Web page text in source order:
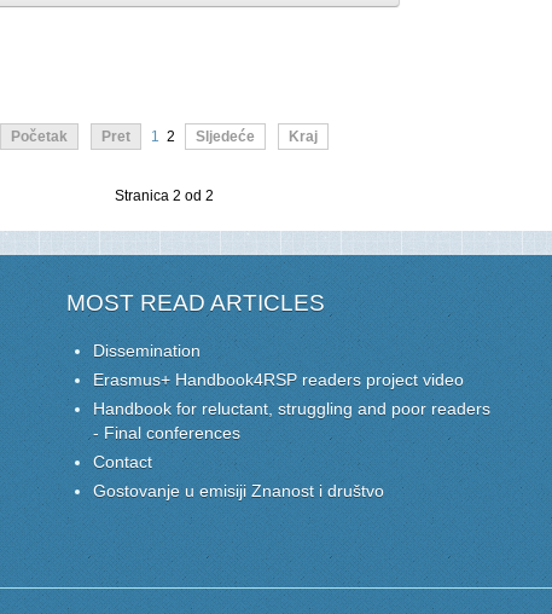
Početak Pret 1 2 Sljedeće Kraj
Stranica 2 od 2
MOST READ ARTICLES
Dissemination
Erasmus+ Handbook4RSP readers project video
Handbook for reluctant, struggling and poor readers
- Final conferences
Contact
Gostovanje u emisiji Znanost i društvo